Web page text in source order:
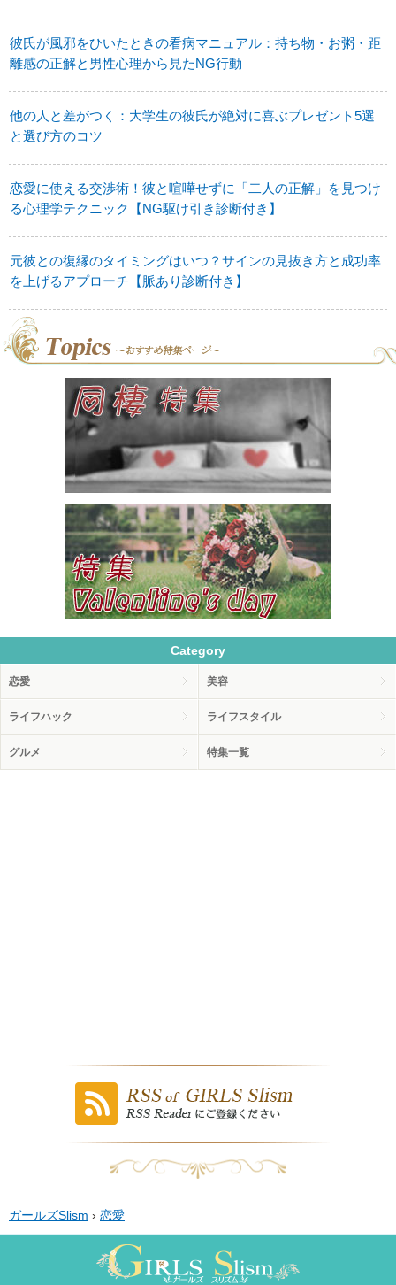
彼氏が風邪をひいたときの看病マニュアル：持ち物・お粥・距
離感の正解と男性心理から見たNG行動
他の人と差がつく：大学生の彼氏が絶対に喜ぶプレゼント5選
と選び方のコツ
恋愛に使える交渉術！彼と喧嘩せずに「二人の正解」を見つけ
る心理学テクニック【NG駆け引き診断付き】
元彼との復縁のタイミングはいつ？サインの見抜き方と成功率
を上げるアプローチ【脈あり診断付き】
Category
恋愛 美容
ライフハック ライフスタイル
グルメ 特集一覧
ガールズSlism › 恋愛